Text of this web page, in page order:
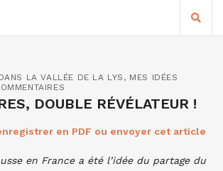
LA VALLÉE DE LA LYS , MES IDÉES
DOUBLE RÉVÉLATEUR !
en PDF ou envoyer cet article
en France a été l’idée du partage du